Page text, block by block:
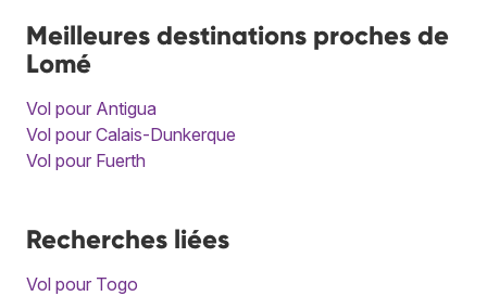
Meilleures destinations proches de
Lomé
Vol pour Antigua
Vol pour Calais-Dunkerque
Vol pour Fuerth
Recherches liées
Vol pour Togo